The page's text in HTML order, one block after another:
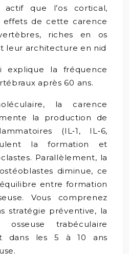
actif que l’os cortical,
effets de cette carence
riches en os
leur architecture en nid
explique la fréquence
après 60 ans.
la carence
la production de
(IL‑1, IL‑6,
la formation et
Parallèlement, la
diminue, ce
entre formation
Vous comprenez
stratégie préventive, la
osseuse trabéculaire
dans les 5 à 10 ans